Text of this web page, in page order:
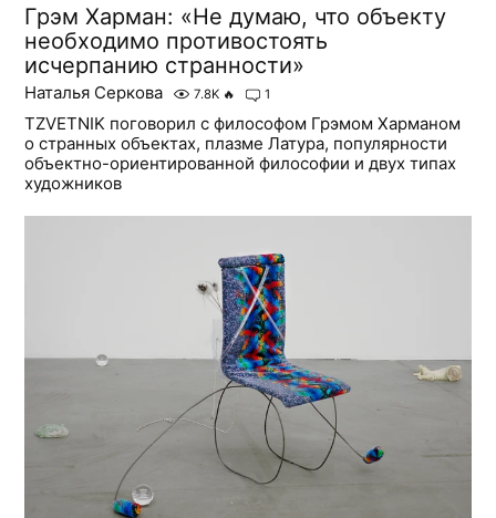
Грэм Харман: «Не думаю, что объекту
необходимо противостоять
исчерпанию странности»
Наталья Серкова 7.8K 🔥 1
TZVETNIK поговорил с философом Грэмом Харманом
о странных объектах, плазме Латура, популярности
объектно-ориентированной философии и двух типах
художников